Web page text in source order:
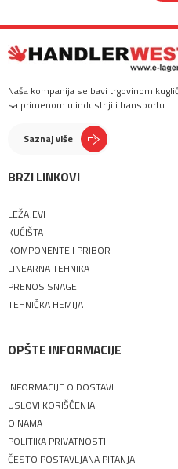
Naša kompanija se bavi trgovinom
sa primenom u industriji i transportu.
Saznaj više
BRZI LINKOVI
LEŽAJEVI
KUĆIŠTA
KOMPONENTE I PRIBOR
LINEARNA TEHNIKA
PRENOS SNAGE
TEHNIČKA HEMIJA
OPŠTE INFORMACIJE
INFORMACIJE O DOSTAVI
USLOVI KORIŠĆENJA
O NAMA
POLITIKA PRIVATNOSTI
ČESTO POSTAVLJANA PITANJA